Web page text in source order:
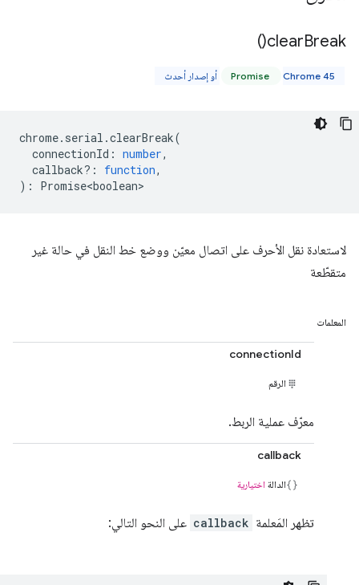
clearBreak(
)
Promise Chrome 45 أو إصدار أحدث
chrome. serial .clearBreak(
connectionId : number,
callback? : function,
) : Promise<boolean>
لاستعادة نقل الأحرف على اتصال معيّن ووضع خط النقل في حالة غير
متقطّعة
المعلمات
connectionId
الرقم
معرّف عملية الربط.
callback
الدالة اختيارية
تظهر المَعلمة callback على النحو التالي: